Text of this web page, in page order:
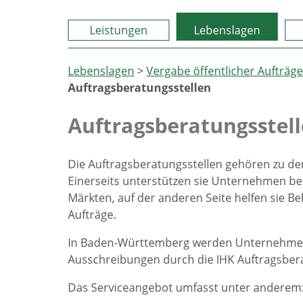
Leistungen Lebenslagen
Lebenslagen >Vergabe öffentlicher Aufträge
Auftragsberatungsstellen
Die Auftragsberatungsstellen gehören zu
Einerseits unterstützen sie Unternehmen
Märkten, auf der anderen Seite helfen sie
Aufträge.
In Baden-Württemberg werden
Ausschreibungen durch die IHK
Das Serviceangebot umfasst unter anderem: